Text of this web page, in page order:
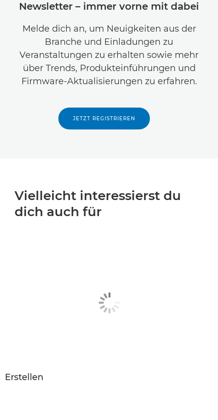
Newsletter – immer vorne mit dabei
Melde dich an, um Neuigkeiten aus der
Branche und Einladungen zu
Veranstaltungen zu erhalten sowie mehr
über Trends, Produkteinführungen und
Firmware-Aktualisierungen zu erfahren.
JETZT REGISTRIEREN
Vielleicht interessierst du
dich auch für
Erstellen